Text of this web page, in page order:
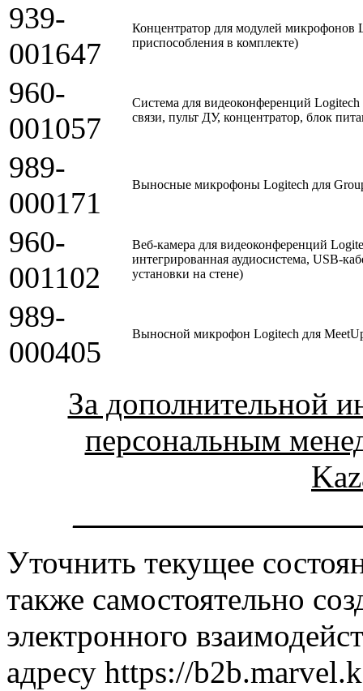
939-
001647
Концентратор для модулей
приспособления в комплекте)
960-
001057
Система для видеоконференций
связи, пульт ДУ, концентратор, блок
989-
000171
Выносные микрофоны Logitech для
960-
001102
Веб-камера для видеоконференций
интегрированная аудиосистема, USB-
установки на стене)
989-
000405
Выносной микрофон Logitech для
За дополнительной
персональным
Уточнить текущее
также самостоятельно
электронного
адресу https://